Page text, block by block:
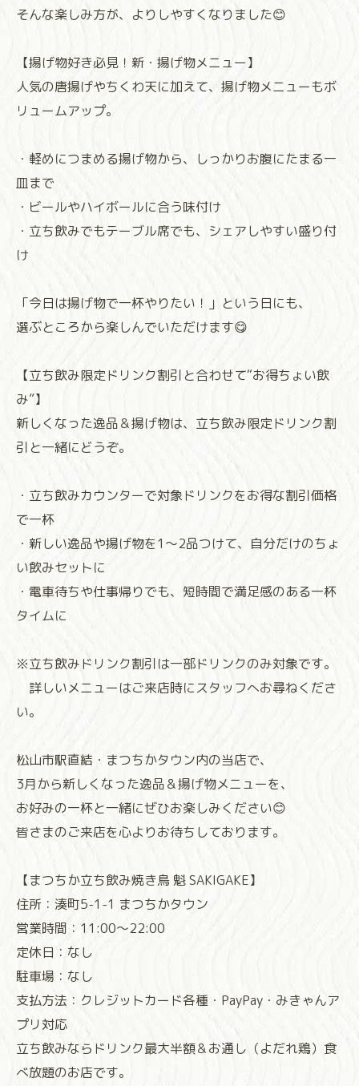
そんな楽しみ方が、よりしやすくなりました😊
【揚げ物好き必見！新・揚げ物メニュー】
人気の唐揚げやちくわ天に加えて、揚げ物メニューもボ
リュームアップ。
・軽めにつまめる揚げ物から、しっかりお腹にたまる一
皿まで
・ビールやハイボールに合う味付け
・立ち飲みでもテーブル席でも、シェアしやすい盛り付
け
「今日は揚げ物で一杯やりたい！」という日にも、
選ぶところから楽しんでいただけます😋
【立ち飲み限定ドリンク割引と合わせて“お得ちょい飲
み”】
新しくなった逸品＆揚げ物は、立ち飲み限定ドリンク割
引と一緒にどうぞ。
・立ち飲みカウンターで対象ドリンクをお得な割引価格
で一杯
・新しい逸品や揚げ物を1〜2品つけて、自分だけのちょ
い飲みセットに
・電車待ちや仕事帰りでも、短時間で満足感のある一杯
タイムに
※立ち飲みドリンク割引は一部ドリンクのみ対象です。
詳しいメニューはご来店時にスタッフへお尋ねくださ
い。
松山市駅直結・まつちかタウン内の当店で、
3月から新しくなった逸品＆揚げ物メニューを、
お好みの一杯と一緒にぜひお楽しみください😊
皆さまのご来店を心よりお待ちしております。
【まつちか立ち飲み焼き鳥 魁 SAKIGAKE】
住所：湊町5-1-1 まつちかタウン
営業時間：11:00～22:00
定休日：なし
駐車場：なし
支払方法：クレジットカード各種・PayPay・みきゃんア
プリ対応
立ち飲みならドリンク最大半額＆お通し（よだれ鶏）食
べ放題のお店です。